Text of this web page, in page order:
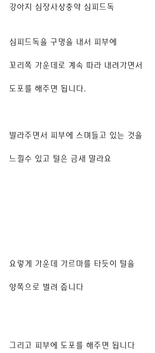
강아지 심장사상충약 심피드독
심피드독을 구멍을 내서 피부에
꼬리쪽 가운데로 계속 따라 내려가면서
도포를 해주면 됩니다.
발라주면서 피부에 스며들고 있는 것을
느낄수 있고 털은 금새 말라요
요렇게 가운데 가르마를 타듯이 털을
양쪽으로 벌려 줍니다
그리고 피부에 도포를 해주면 됩니다